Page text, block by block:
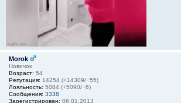
Morok
Новичок
Возраст: 54
Репутация: 14254 (+14309/−55)
Лояльность: 5084 (+5090/−6)
Сообщения: 3338
Зарегистрирован: 06.01.2013